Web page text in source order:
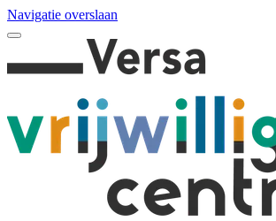
Navigatie overslaan